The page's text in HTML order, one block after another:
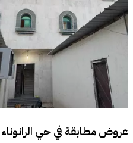
عروض مطابقة فيحي الرانوناء